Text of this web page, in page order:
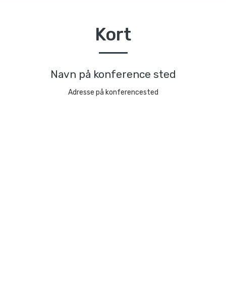
Kort
Navn på konference sted
Adresse på konferencested